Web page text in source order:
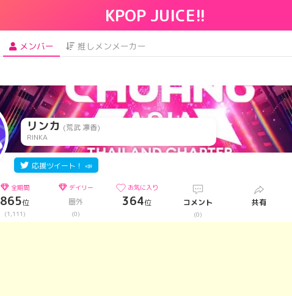
KPOP JUICE!!
メンバー
推しメンメーカー
リンカ (荒武 凛香)
RINKA
応援ツイート！ 📣
全期間
865位
(1,111)
デイリー
圏外
(0)
お気に入り
364位 コメント
(0)
共有